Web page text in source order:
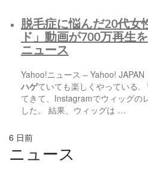
脱毛症に悩んだ20代女
ド」動画が700万再生
ニュース
Yahoo!ニュース – Yahoo! JAPAN
ハゲていても楽しくやっている.
てきて、Instagramでウィッグの
した。 結果、ウィッグは …
6 日前
ニュース